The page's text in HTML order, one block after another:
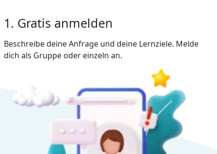
1. Gratis anmelden
Beschreibe deine Anfrage und deine Lernziele. Melde
dich als Gruppe oder einzeln an.